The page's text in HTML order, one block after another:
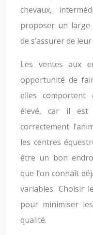
chevaux,
proposer un
de s’assurer de
Les ventes aux
opportunité de
elles comportent
élevé, car il est
correctement
les centres
être un bon
que l’on connaît
variables. Choisir
pour minimiser
qualité.